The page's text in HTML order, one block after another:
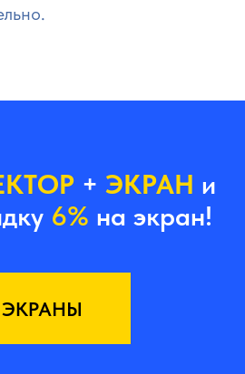
+ ЭКРАН и
6% на экран!
ЭКРАНЫ